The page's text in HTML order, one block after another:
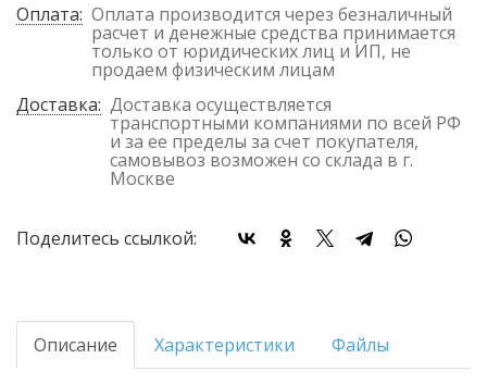
Оплата: Оплата производится через безналичный
расчет и денежные средства принимается
только от юридических лиц и ИП, не
продаем физическим лицам
Доставка: Доставка осуществляется
транспортными компаниями по всей РФ
и за ее пределы за счет покупателя,
самовывоз возможен со склада в г.
Москве
Поделитесь ссылкой:
Описание Характеристики Файлы